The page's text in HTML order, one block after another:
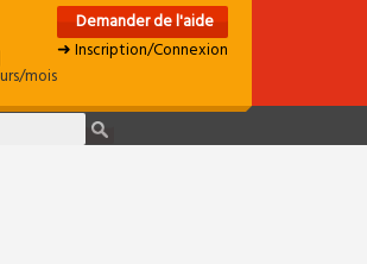
mois
Demander de l'aide
➜ Inscription/Connexion